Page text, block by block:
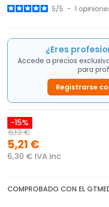
5/5 - 1
¿Eres
Accede a precios
para
Registrarse
-15%
6,13 €
5,21 €
6,30 € IVA inc
COMPROBADO CON EL